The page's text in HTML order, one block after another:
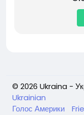
© 2026 Ukraina -
Ukrainian
Голос Америки